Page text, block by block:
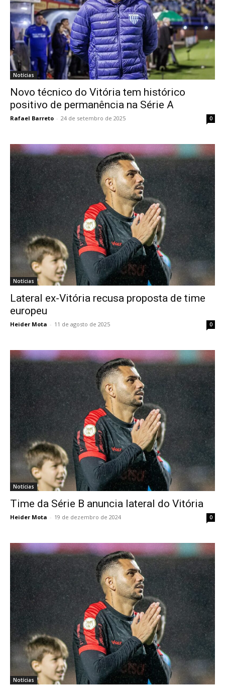
Notícias
Novo técnico do Vitória tem histórico
positivo de permanência na Série A
Rafael Barreto - 24 de setembro de 2025 0
Notícias
Lateral ex-Vitória recusa proposta de time
europeu
Heider Mota - 11 de agosto de 2025 0
Notícias
Time da Série B anuncia lateral do Vitória
Heider Mota - 19 de dezembro de 2024 0
Notícias